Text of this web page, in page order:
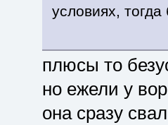
условиях,
плюсы то
но ежели у
она сразу